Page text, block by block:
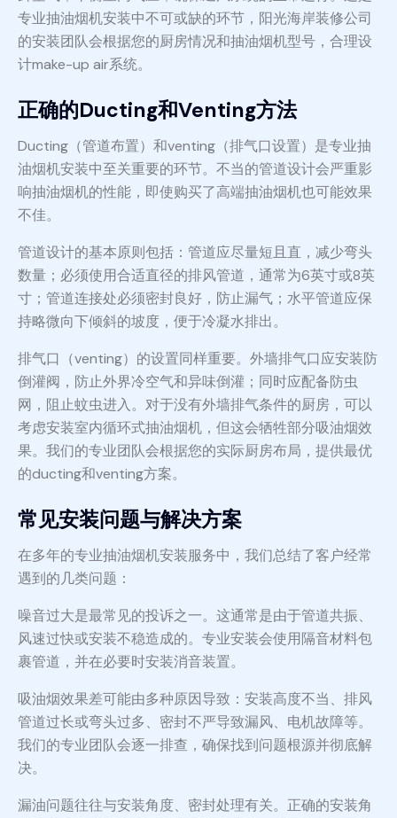
专业抽油烟机安装中不可或缺的环节，阳光海岸装修公司
的安装团队会根据您的厨房情况和抽油烟机型号，合理设
计make-up air系统。
正确的Ducting和Venting方法
Ducting（管道布置）和venting（排气口设置）是专业抽
油烟机安装中至关重要的环节。不当的管道设计会严重影
响抽油烟机的性能，即使购买了高端抽油烟机也可能效果
不佳。
管道设计的基本原则包括：管道应尽量短且直，减少弯头
数量；必须使用合适直径的排风管道，通常为6英寸或8英
寸；管道连接处必须密封良好，防止漏气；水平管道应保
持略微向下倾斜的坡度，便于冷凝水排出。
排气口（venting）的设置同样重要。外墙排气口应安装防
倒灌阀，防止外界冷空气和异味倒灌；同时应配备防虫
网，阻止蚊虫进入。对于没有外墙排气条件的厨房，可以
考虑安装室内循环式抽油烟机，但这会牺牲部分吸油烟效
果。我们的专业团队会根据您的实际厨房布局，提供最优
的ducting和venting方案。
常见安装问题与解决方案
在多年的专业抽油烟机安装服务中，我们总结了客户经常
遇到的几类问题：
噪音过大是最常见的投诉之一。这通常是由于管道共振、
风速过快或安装不稳造成的。专业安装会使用隔音材料包
裹管道，并在必要时安装消音装置。
吸油烟效果差可能由多种原因导致：安装高度不当、排风
管道过长或弯头过多、密封不严导致漏风、电机故障等。
我们的专业团队会逐一排查，确保找到问题根源并彻底解
决。
漏油问题往往与安装角度、密封处理有关。正确的安装角